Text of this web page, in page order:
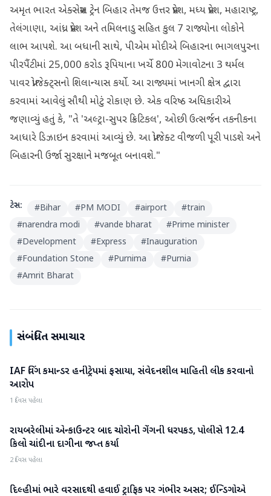
અમૃત ભારત એક્સપ્રેસ ટ્રેન બિહાર તેમજ ઉત્તર પ્રદેશ, મધ્ય પ્રદેશ, મહારાષ્ટ્ર,
તેલંગાણા, આંધ્ર પ્રદેશ અને તમિલનાડુ સહિત કુલ 7 રાજ્યોના લોકોને
લાભ આપશે. આ બધાની સાથે, પીએમ મોદીએ બિહારના ભાગલપુરના
પીરપૈંટીમાં 25,000 કરોડ રૂપિયાના ખર્ચે 800 મેગાવોટના 3 થર્મલ
પાવર પ્રોજેક્ટ્સનો શિલાન્યાસ કર્યો. આ રાજ્યમાં ખાનગી ક્ષેત્ર દ્વારા
કરવામાં આવેલું સૌથી મોટું રોકાણ છે. એક વરિષ્ઠ અધિકારીએ
જણાવ્યું હતું કે, "તે 'અલ્ટ્રા-સુપર ક્રિટિકલ', ઓછી ઉત્સર્જન તકનીકના
આધારે ડિઝાઇન કરવામાં આવ્યું છે. આ પ્રોજેક્ટ વીજળી પૂરી પાડશે અને
બિહારની ઉર્જા સુરક્ષાને મજબૂત બનાવશે."
ટેગ્સ: #Bihar #PM MODI #airport #train
#narendra modi #vande bharat #Prime minister
#Development #Express #Inauguration
#Foundation Stone #Purnima #Purnia
#Amrit Bharat
સંબંધિત સમાચાર
રાષ્ટ્રીય
IAF વિંગ કમાન્ડર હનીટ્રેપમાં ફસાયા, સંવેદનશીલ માહિતી લીક કરવાનો
આરોપ
1 દિવસ પહેલા
રાષ્ટ્રીય
રાયબરેલીમાં એન્કાઉન્ટર બાદ ચોરોની ગેંગની ધરપકડ, પોલીસે 12.4
કિલો ચાંદીના દાગીના જપ્ત કર્યા
2 દિવસ પહેલા
રાષ્ટ્રીય
દિલ્હીમાં ભારે વરસાદથી હવાઈ ટ્રાફિક પર ગંભીર અસર; ઈન્ડિગોએ